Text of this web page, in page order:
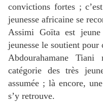
convictions fortes ;
jeunesse africaine se
Assimi Goïta est
jeunesse le soutient pour
Abdourahamane
catégorie des très
assumée ; là encore,
s’y retrouve.